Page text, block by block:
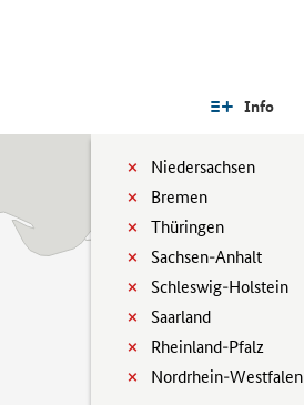
Info
Niedersachsen
Bremen
Thüringen
Sachsen-Anhalt
Schleswig-Holstein
Saarland
Rheinland-Pfalz
Nordrhein-Westfalen